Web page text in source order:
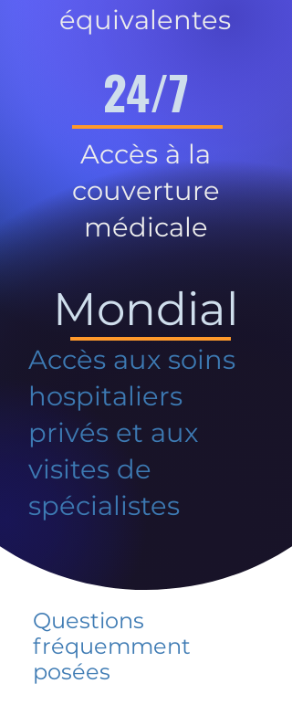
équivalentes
24/7
Accès à la
couverture
médicale
Mondial
Accès aux soins
hospitaliers
privés et aux
visites de
spécialistes
Questions
fréquemment
posées